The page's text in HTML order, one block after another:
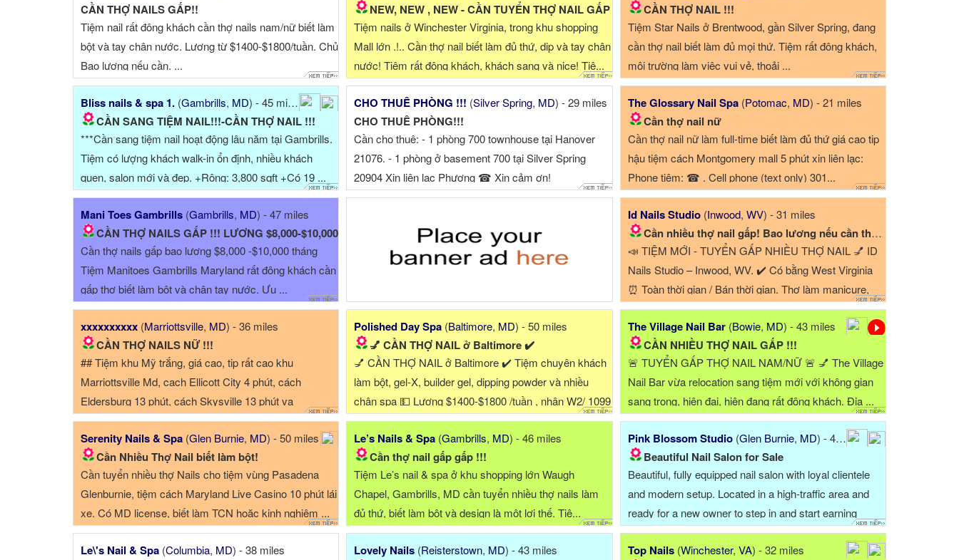
CẦN THỢ NAILS GẤP!!
Tiệm nail rất đông khách cần thợ nails nam/nữ biết làm
bột và tay chân nước. Lương từ $1400-$1800/tuần. Chủ
Bao lương nếu cần. ...
NEW, NEW , NEW - CẦN TUYỂN THỢ NAIL GẤP
Tiệm nails ở Winchester Virginia, trong khu shopping
Mall lớn .!.. Cần thợ nail biết làm đủ thứ, dip và tay chân
nước! Tiệm rất đông khách, khách sang và nice! Tiệ...
CẦN THỢ NAIL !!!
Tiệm Star Nails ở Brentwood, gần Silver Spring, đang
cần thợ nail biết làm đủ mọi thứ. Tiệm rất đông khách,
môi trường làm việc vui vẻ, thoải ...
Bliss nails & spa 1. (Gambrills, MD) - 45 miles
CẦN SANG TIỆM NAIL!!!-CẦN THỢ NAIL !!!
***Cần sang tiệm nail hoạt động lâu năm tại Gambrills.
Tiệm có lượng khách walk-in ổn định, nhiều khách
quen, salon mới và đẹp. +Rộng: 3,800 sqft +Có 19 ...
CHO THUÊ PHÒNG !!! (Silver Spring, MD) - 29 miles
CHO THUÊ PHÒNG!!!
Cần cho thuê: - 1 phòng 700 townhouse tại Hanover
21076. - 1 phòng ở basement 700 tại Silver Spring
20904 Xin liên lạc Phương ☎ Xin cảm ơn!
The Glossary Nail Spa (Potomac, MD) - 21 miles
Cần thợ nail nữ
Cần thợ nail nữ làm full-time biết làm đủ thứ giá cao tip
hậu tiệm cách Montgomery mall 5 phút xin liên lạc:
Phone tiệm: ☎ . Cell phone (text only) 301...
Mani Toes Gambrills (Gambrills, MD) - 47 miles
CẦN THỢ NAILS GẤP !!! LƯƠNG $8,000-$10,000
Cần thợ nails gấp bao lương $8,000 -$10,000 tháng
Tiệm Manitoes Gambrills Maryland rất đông khách cần
gấp thợ biết làm bột và chân tay nước. Ưu ...
Id Nails Studio (Inwood, WV) - 31 miles
Cần nhiều thợ nail gấp! Bao lương nếu cần theo tay...
📣 TIỆM MỚI - TUYỂN GẤP NHIỀU THỢ NAIL 💅 ID
Nails Studio – Inwood, WV. ✔️ Có bằng West Virginia
⏰ Toàn thời gian / Bán thời gian. Thợ làm manicure,
pedicure, acrylic, gel, ...
xxxxxxxxxx (Marriottsville, MD) - 36 miles
CẦN THỢ NAILS NỮ !!!
## Tiệm khu Mỹ trắng, giá cao, tip rất cao khu
Marriottsville Md, cach Ellicott City 4 phút, cách
Eldersburg 13 phút, cách Skysville 13 phút va
Columbia 12 phút ## Tiệm mới sạch ...
Polished Day Spa (Baltimore, MD) - 50 miles
💅 CẦN THỢ NAIL ở Baltimore ✔️
💅 CẦN THỢ NAIL ở Baltimore ✔️ Tiệm chuyên khách
làm bột, gel-X, builder gel, dipping powder và nhiều
chân spa 💵 Lương $1400-$1800 /tuần , nhận W2/ 1099
đều được 📍Khu trắng, khá...
The Village Nail Bar (Bowie, MD) - 43 miles
CẦN NHIỀU THỢ NAIL GẤP !!!
🚨 TUYỂN GẤP THỢ NAIL NAM/NỮ 🚨 💅 The Village
Nail Bar vừa relocation sang tiệm mới với không gian
sang trọng, hiện đại, hiện đang rất đông khách. Địa ...
Serenity Nails & Spa (Glen Burnie, MD) - 50 miles
Cần Nhiều Thợ Nail biết làm bột!
Cần tuyển nhiều thợ Nails cho tiệm vùng Pasadena
Glenburnie, tiệm cách Maryland Live Casino 10 phút lái
xe. Có MD license, biết làm TCN hoặc kinh nghiệm ...
Le’s Nails & Spa (Gambrills, MD) - 46 miles
Cần thợ nail gấp gấp !!!
Tiệm Le’s nail & spa ở khu shopping lớn Waugh
Chapel, Gambrills, MD cần tuyển nhiều thợ nails làm
đủ thứ, biết làm bột và design là một lợi thế. Tiệ...
Pink Blossom Studio (Glen Burnie, MD) - 49 miles
Beautiful Nail Salon for Sale
Beautiful, fully equipped nail salon with loyal clientele
and modern setup. Located in a high-traffic area and
ready for a new owner to step in and start earning
immediately. Shop is on a strip with a smoke shop,
barber shop, ...
Le\'s Nail & Spa (Columbia, MD) - 38 miles Lovely Nails (Reisterstown, MD) - 43 miles Top Nails (Winchester, VA) - 32 miles